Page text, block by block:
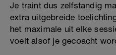
Je traint dus zelfstandig
extra uitgebreide
het maximale uit elke
voelt alsof je gecoacht